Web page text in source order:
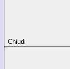
Chiudi